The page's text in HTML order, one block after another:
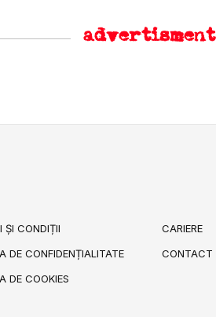
advertisment
ȘI CONDIȚII
DE CONFIDENȚIALITATE
DE COOKIES
CARIERE
CONTACT